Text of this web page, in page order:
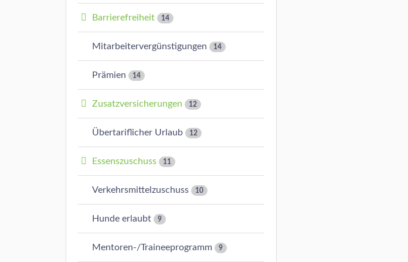
Barrierefreiheit 14
Mitarbeitervergünstigungen 14
Prämien 14
Zusatzversicherungen 12
Übertariflicher Urlaub 12
Essenszuschuss 11
Verkehrsmittelzuschuss 10
Hunde erlaubt 9
Mentoren-/Traineeprogramm 9